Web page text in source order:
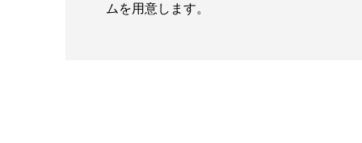
ムを用意します。